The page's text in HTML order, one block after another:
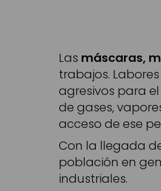
Las máscaras,
trabajos.
agresivos para
de gases,
acceso de ese
Con la llegada
población en
industriales.